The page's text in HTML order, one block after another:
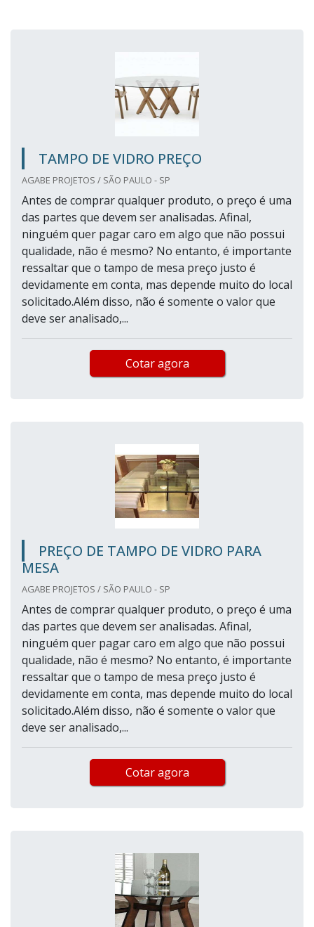
TAMPO DE VIDRO PREÇO
AGABE PROJETOS / SÃO PAULO - SP
Antes de comprar qualquer produto, o preço é uma
das partes que devem ser analisadas. Afinal,
ninguém quer pagar caro em algo que não possui
qualidade, não é mesmo? No entanto, é importante
ressaltar que o tampo de mesa preço justo é
devidamente em conta, mas depende muito do local
solicitado.Além disso, não é somente o valor que
deve ser analisado,...
Cotar agora
PREÇO DE TAMPO DE VIDRO PARA
MESA
AGABE PROJETOS / SÃO PAULO - SP
Antes de comprar qualquer produto, o preço é uma
das partes que devem ser analisadas. Afinal,
ninguém quer pagar caro em algo que não possui
qualidade, não é mesmo? No entanto, é importante
ressaltar que o tampo de mesa preço justo é
devidamente em conta, mas depende muito do local
solicitado.Além disso, não é somente o valor que
deve ser analisado,...
Cotar agora